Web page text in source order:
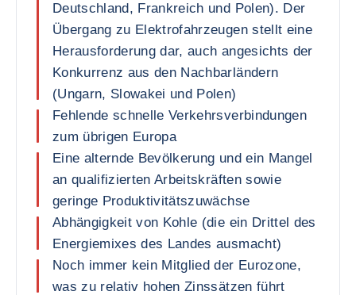
Deutschland, Frankreich und Polen). Der
Übergang zu Elektrofahrzeugen stellt eine
Herausforderung dar, auch angesichts der
Konkurrenz aus den Nachbarländern
(Ungarn, Slowakei und Polen)
Fehlende schnelle Verkehrsverbindungen
zum übrigen Europa
Eine alternde Bevölkerung und ein Mangel
an qualifizierten Arbeitskräften sowie
geringe Produktivitätszuwächse
Abhängigkeit von Kohle (die ein Drittel des
Energiemixes des Landes ausmacht)
Noch immer kein Mitglied der Eurozone,
was zu relativ hohen Zinssätzen führt